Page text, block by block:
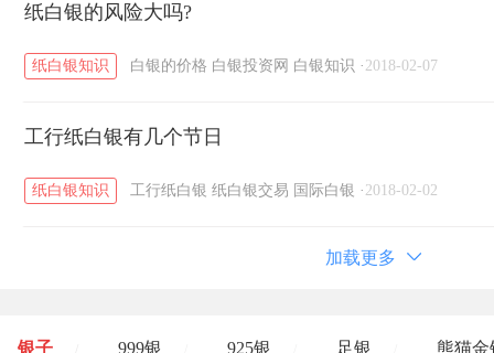
纸白银的风险大吗?
纸白银知识 白银的价格 白银投资网 白银知识 · 2018-02-07
工行纸白银有几个节日
纸白银知识 工行纸白银 纸白银交易 国际白银 · 2018-02-02
加载更多
银子 999银 925银 足银 熊猫金